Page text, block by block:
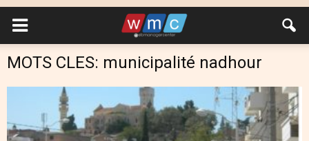
MOTS CLES: municipalité nadhour